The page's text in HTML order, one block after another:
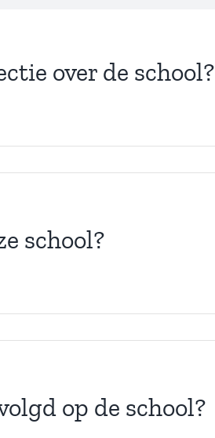
over de school?
school?
op de school?